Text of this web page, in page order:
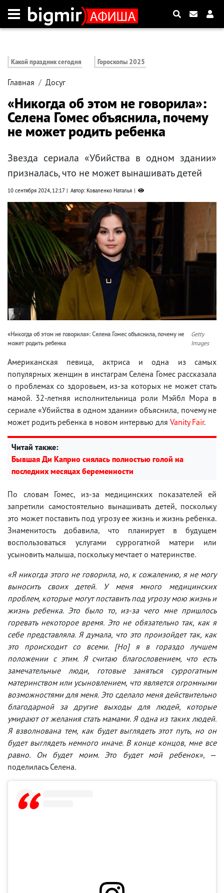
Какой праздник сегодня Гороскопы 2025
Главная Досуг
«Никогда об этом не говорила»:
Селена Гомес объяснила, почему
не может родить ребенка
Звезда сериала «Убийства в одном здании»
призналась, что не может вынашивать детей
10 сентября 2024, 12:17 Автор: Коваленко Наталья
«Никогда об этом не говорила»: Селена Гомес объяснила, почему не
может родить ребенка
Getty
Images
Американская певица, актриса и одна из самых
популярных женщин в инстаграм Селена Гомес рассказала
о проблемах со здоровьем, из-за которых не может стать
мамой. 32-летняя исполнительница роли Мэйбл Мора в
сериале «Убийства в одном здании» объяснила, почему не
может родить ребенка в новом интервью для Vanity Fair.
Читай также:
Бывшая Ди Каприо снялась полностью голой на
последних месяцах беременности
По словам Гомес, из-за медицинских показателей ей
запретили самостоятельно вынашивать детей, поскольку
это может поставить под угрозу ее жизнь и жизнь ребенка.
Знаменитость добавила, что планирует в будущем
воспользоваться услугами суррогатной матери или
усыновить малыша, поскольку мечтает о материнстве.
«Я никогда этого не говорила, но, к сожалению, я не могу
выносить своих детей. У меня много медицинских
проблем, которые могут поставить под угрозу мою жизнь и
жизнь ребенка. Это было то, из-за чего мне пришлось
горевать некоторое время. Это не обязательно так, как я
себе представляла. Я думала, что это произойдет так, как
это происходит со всеми. [Но] я в гораздо лучшем
положении с этим. Я считаю благословением, что есть
замечательные люди, готовые заняться суррогатным
материнством или усыновлением, что является огромными
возможностями для меня. Это сделало меня действительно
благодарной за другие выходы для людей, которые
умирают от желания стать мамами. Я одна из таких людей.
Я взволнована тем, как будет выглядеть этот путь, но он
будет выглядеть немного иначе. В конце концов, мне все
равно. Он будет моим. Это будет мой ребенок», —
поделилась Селена.